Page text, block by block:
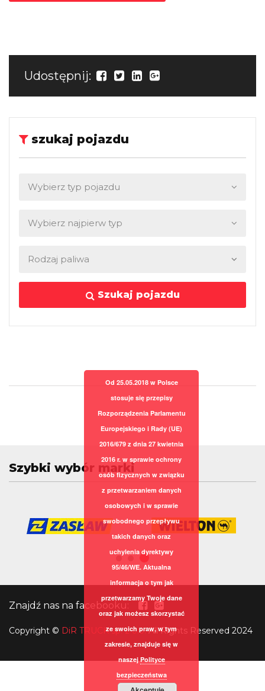
Udostępnij:
szukaj pojazdu
Szukaj pojazdu
Szybki wybór marki
Znajdź nas na facebooku:
Copyright © DiR TRUCK sp. z o.o.All Rights Reserved 2024
Od 25.05.2018 w Polsce
stosuje się przepisy
Rozporządzenia Parlamentu
Europejskiego i Rady (UE)
2016/679 z dnia 27 kwietnia
2016 r. w sprawie ochrony
osób fizycznych w związku
z przetwarzaniem danych
osobowych i w sprawie
swobodnego przepływu
takich danych oraz
uchylenia dyrektywy
95/46/WE. Aktualna
informacja o tym jak
przetwarzamy Twoje dane
oraz jak możesz skorzystać
ze swoich praw, w tym
zakresie, znajduje się w
naszejPolityce
bezpieczeństwa